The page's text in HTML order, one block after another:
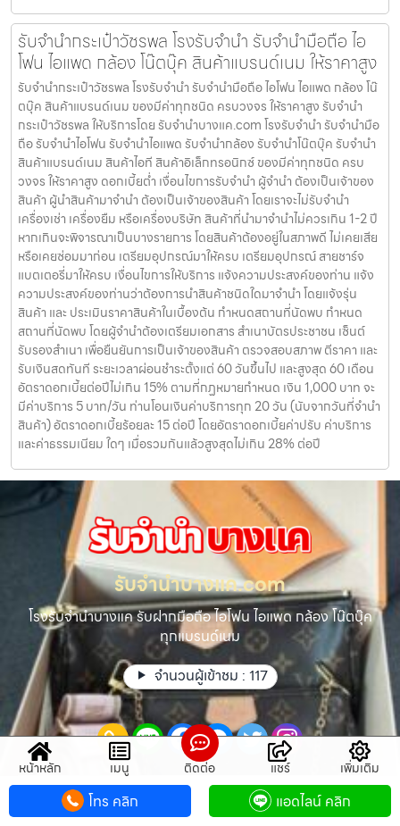
รับจำนำกระเป๋าวัชรพล โรงรับจำนำ รับจำนำมือถือ ไอ
โฟน ไอแพด กล้อง โน๊ตบุ๊ค สินค้าแบรนด์เนม ให้ราคาสูง
รับจำนำกระเป๋าวัชรพล โรงรับจำนำ รับจำนำมือถือ ไอโฟน ไอแพด กล้อง โน๊
ตบุ๊ค สินค้าแบรนด์เนม ของมีค่าทุกชนิด ครบวงจร ให้ราคาสูง รับจำนำ
กระเป๋าวัชรพล ให้บริการโดย รับจํานําบางแค.com โรงรับจำนำ รับจำนำมือ
ถือ รับจำนำไอโฟน รับจำนำไอแพด รับจำนำกล้อง รับจำนำโน๊ตบุ๊ค รับจำนำ
สินค้าแบรนด์เนม สินค้าไอที สินค้าอิเล็กทรอนิกซ์ ของมีค่าทุกชนิด ครบ
วงจร ให้ราคาสูง ดอกเบี้ยต่ำ เงื่อนไขการรับจำนำ ผู้จำนำ ต้องเป็นเจ้าของ
สินค้า ผู้นำสินค้ามาจำนำ ต้องเป็นเจ้าของสินค้า โดยเราจะไม่รับจำนำ
เครื่องเช่า เครื่องยืม หรือเครื่องบริษัท สินค้าที่นำมาจำนำไม่ควรเกิน 1-2 ปี
หากเกินจะพิจารณาเป็นบางรายการ โดยสินค้าต้องอยู่ในสภาพดี ไม่เคยเสีย
หรือเคยซ่อมมาก่อน เตรียมอุปกรณ์มาให้ครบ เตรียมอุปกรณ์ สายชาร์จ
แบตเตอรี่มาให้ครบ เงื่อนไขการให้บริการ แจ้งความประสงค์ของท่าน แจ้ง
ความประสงค์ของท่านว่าต้องการนำสินค้าชนิดใดมาจำนำ โดยแจ้งรุ่น
สินค้า และ ประเมินราคาสินค้าในเบื้องต้น กำหนดสถานที่นัดพบ กำหนด
สถานที่นัดพบ โดยผู้จำนำต้องเตรียมเอกสาร สำเนาบัตรประชาชน เซ็นต์
รับรองสำเนา เพื่อยืนยันการเป็นเจ้าของสินค้า ตรวจสอบสภาพ ตีราคา และ
รับเงินสดทันที ระยะเวลาผ่อนชำระตั้งแต่ 60 วันขึ้นไป และสูงสุด 60 เดือน
อัตราดอกเบี้ยต่อปีไม่เกิน 15% ตามที่กฏหมายกำหนด เงิน 1,000 บาท จะ
มีค่าบริการ 5 บาท/วัน ท่านโอนเงินค่าบริการทุก 20 วัน (นับจากวันที่จำนำ
สินค้า) อัตราดอกเบี้ยร้อยละ 15 ต่อปี โดยอัตราดอกเบี้ยค่าปรับ ค่าบริการ
และค่าธรรมเนียม ใดๆ เมื่อรวมกันแล้วสูงสุดไม่เกิน 28% ต่อปี
รับจํานําบางแค.com
โรงรับจำนำบางแค รับฝากมือถือ ไอโฟน ไอแพด กล้อง โน๊ตบุ๊ค
ทุกแบรนด์เนม
จำนวนผู้เข้าชม : 117
แผนผังเว็บไซต์
หน้าหลัก เมนู ติดต่อ แชร์ เพิ่มเติม
โทร คลิก แอดไลน์ คลิก